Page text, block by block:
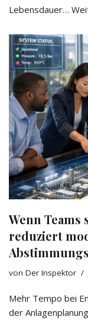
Lebensdauer…
Wenn
reduziert
von Der Inspektor
Mehr Tempo bei
der